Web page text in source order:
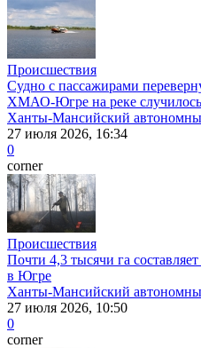
Происшествия
Судно с пассажирами
ХМАО-Югре на реке
Ханты-Мансийский
27 июля 2026, 16:34
0
corner
Происшествия
Почти 4,3 тысячи га
в Югре
Ханты-Мансийский
27 июля 2026, 10:50
0
corner